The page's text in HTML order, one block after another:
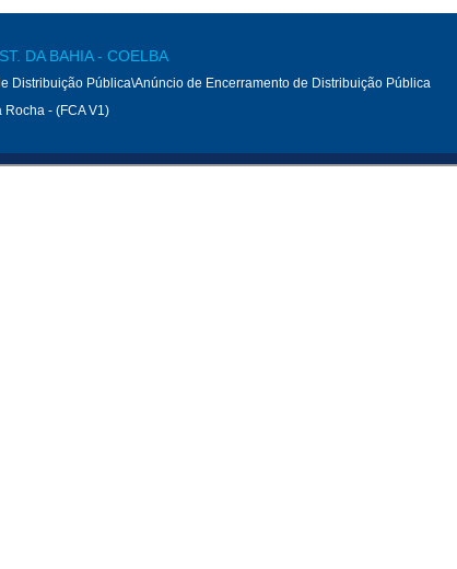
DA BAHIA - COELBA
Distribuição Pública\Anúncio de Encerramento de Distribuição Pública
Rocha - (FCA V1)